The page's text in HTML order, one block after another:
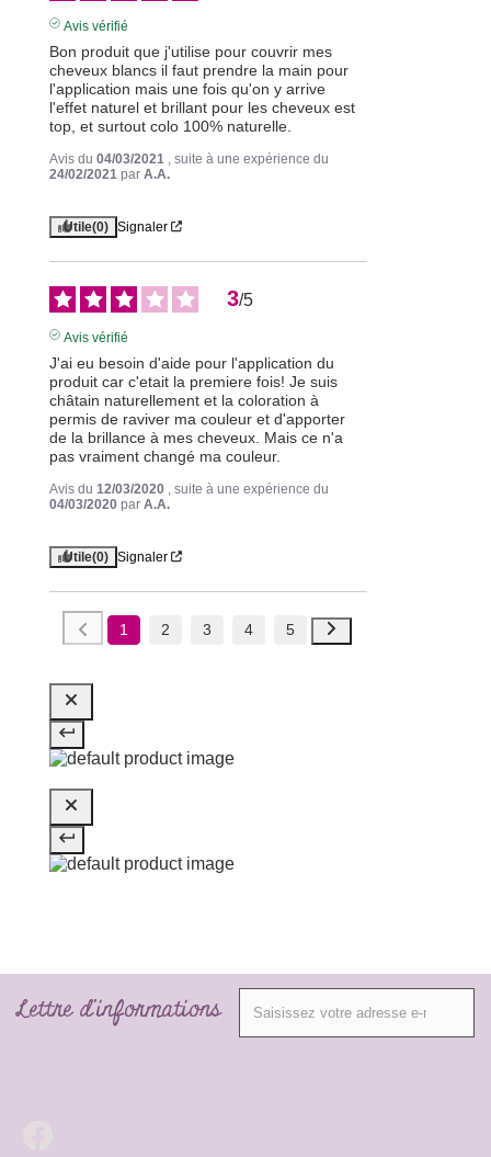
Avis vérifié
Bon produit que j'utilise pour couvrir mes
cheveux blancs il faut prendre la main pour
l'application mais une fois qu'on y arrive
l'effet naturel et brillant pour les cheveux est
top, et surtout colo 100% naturelle.
Avis du 04/03/2021 , suite à une expérience du
24/02/2021 par A.A.
Utile(0) Signaler
3/5
Avis vérifié
J'ai eu besoin d'aide pour l'application du
produit car c'etait la premiere fois! Je suis
châtain naturellement et la coloration à
permis de raviver ma couleur et d'apporter
de la brillance à mes cheveux. Mais ce n'a
pas vraiment changé ma couleur.
Avis du 12/03/2020 , suite à une expérience du
04/03/2020 par A.A.
Utile(0) Signaler
1 2 3 4 5
Lettre d'informations